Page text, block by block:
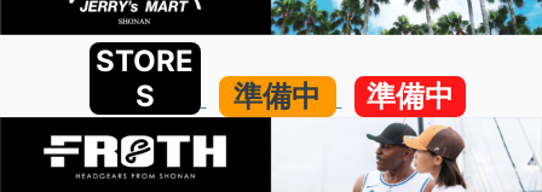
STORE
S
準備中 準備中